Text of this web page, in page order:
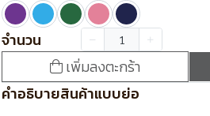
จำนวน
เพิ่มลงตะกร้า
คำอธิบายสินค้าแบบย่อ